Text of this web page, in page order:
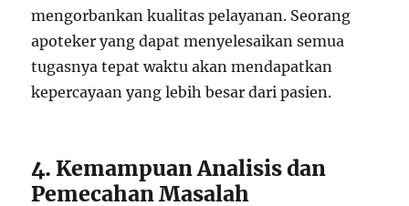
mengorbankan kualitas pelayanan. Seorang
apoteker yang dapat menyelesaikan semua
tugasnya tepat waktu akan mendapatkan
kepercayaan yang lebih besar dari pasien.
4. Kemampuan Analisis dan
Pemecahan Masalah